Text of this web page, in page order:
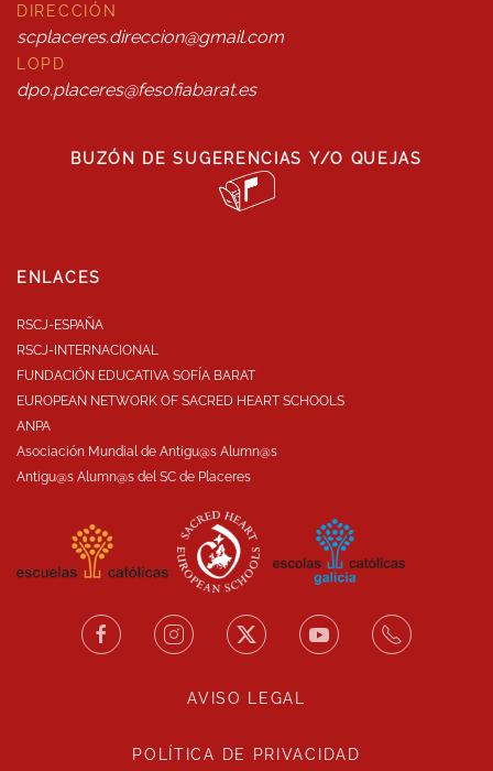
DIRECCIÓN
scplaceres.direccion@gmail.com
LOPD
dpo.placeres@fesofiabarat.es
BUZÓN DE SUGERENCIAS Y/O QUEJAS
ENLACES
RSCJ-ESPAÑA
RSCJ-INTERNACIONAL
FUNDACIÓN EDUCATIVA SOFÍA BARAT
EUROPEAN NETWORK OF SACRED HEART SCHOOLS
ANPA
Asociación Mundial de Antigu@s Alumn@s
Antigu@s Alumn@s del SC de Placeres
AVISO LEGAL
POLÍTICA DE PRIVACIDAD